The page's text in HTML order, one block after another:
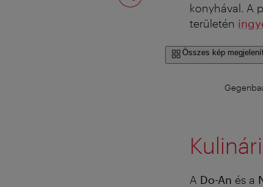
konyhával. A
területén
Összes kép
A Do-An és a